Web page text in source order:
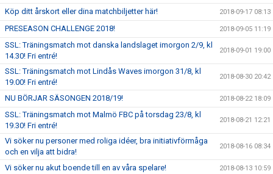
Köp ditt årskort eller dina matchbiljetter här! 2018-09-17 08:13
PRESEASON CHALLENGE 2018! 2018-09-05 11:19
SSL: Träningsmatch mot danska landslaget imorgon 2/9, kl
14.30! Fri entré!
2018-09-01 19:00
SSL: Träningsmatch mot Lindås Waves imorgon 31/8, kl
19.00! Fri entré!
2018-08-30 20:42
NU BÖRJAR SÄSONGEN 2018/19! 2018-08-22 18:09
SSL: Träningsmatch mot Malmö FBC på torsdag 23/8, kl
19.30! Fri entré!
2018-08-21 12:21
Vi söker nu personer med roliga idéer, bra initiativförmåga
och en vilja att bidra!
2018-08-16 08:34
Vi söker nu akut boende till en av våra spelare! 2018-08-13 10:59